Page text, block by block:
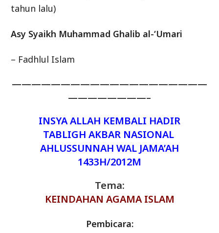
tahun lalu)
Asy Syaikh Muhammad Ghalib al-‘Umari
– Fadhlul Islam
————————————————————
————————–
INSYA ALLAH KEMBALI HADIR
TABLIGH AKBAR NASIONAL
AHLUSSUNNAH WAL JAMA’AH
1433H/2012M
Tema:
KEINDAHAN AGAMA ISLAM
Pembicara: